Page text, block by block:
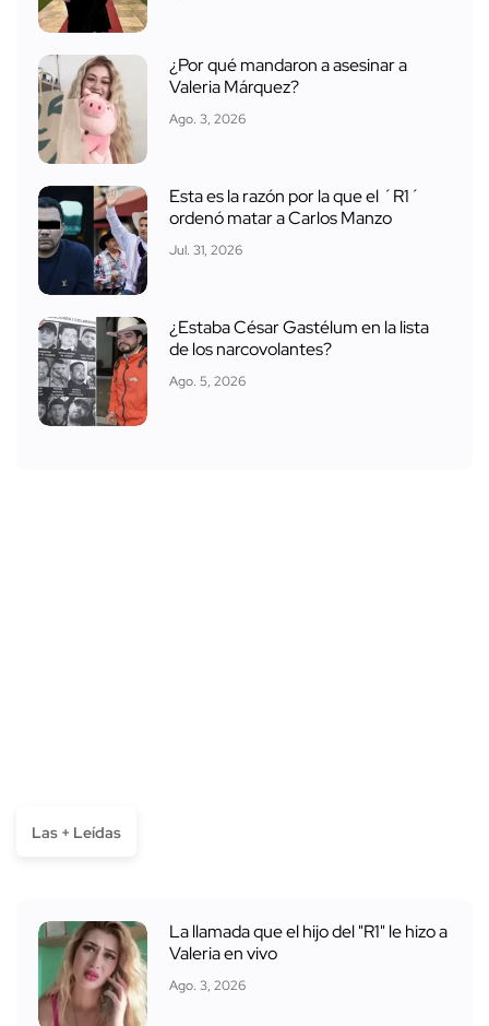
¿Por qué mandaron a asesinar a
Valeria Márquez?
Ago. 3, 2026
Esta es la razón por la que el ´R1´
ordenó matar a Carlos Manzo
Jul. 31, 2026
¿Estaba César Gastélum en la lista
de los narcovolantes?
Ago. 5, 2026
Las + Leídas
La llamada que el hijo del "R1" le hizo a
Valeria en vivo
Ago. 3, 2026